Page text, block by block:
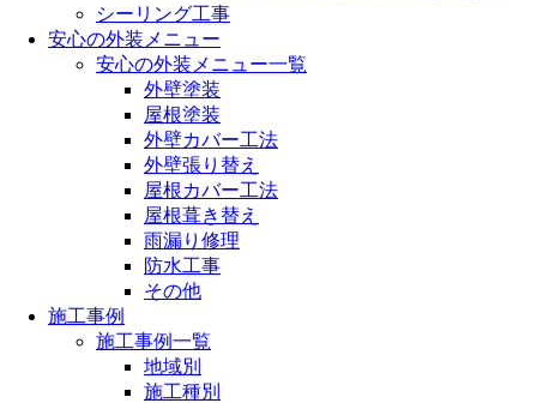
シーリング工事
安心の外装メニュー
安心の外装メニュー一覧
外壁塗装
屋根塗装
外壁カバー工法
外壁張り替え
屋根カバー工法
屋根葺き替え
雨漏り修理
防水工事
その他
施工事例
施工事例一覧
地域別
施工種別